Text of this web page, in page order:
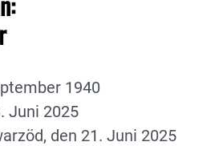
1940
Juni 2025
den 21. Juni 2025